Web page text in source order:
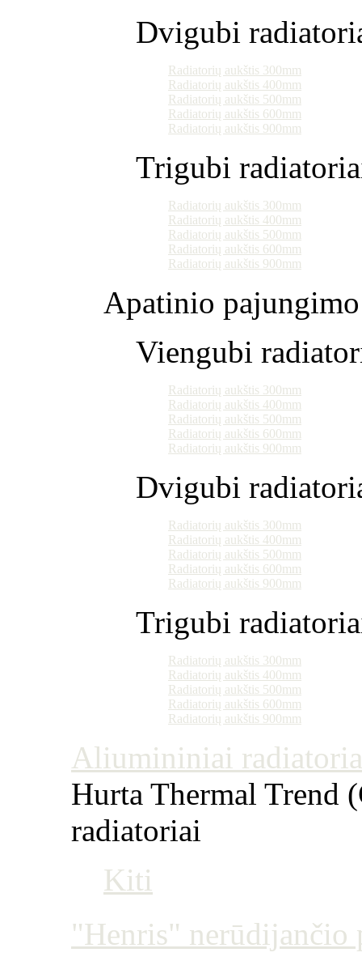
Dvigubi
Radiatorių aukštis 300mm
Radiatorių aukštis 400mm
Radiatorių aukštis 500mm
Radiatorių aukštis 600mm
Radiatorių aukštis 900mm
Trigubi
Radiatorių aukštis 300mm
Radiatorių aukštis 400mm
Radiatorių aukštis 500mm
Radiatorių aukštis 600mm
Radiatorių aukštis 900mm
Apatinio
Viengubi
Radiatorių aukštis 300mm
Radiatorių aukštis 400mm
Radiatorių aukštis 500mm
Radiatorių aukštis 600mm
Radiatorių aukštis 900mm
Dvigubi
Radiatorių aukštis 300mm
Radiatorių aukštis 400mm
Radiatorių aukštis 500mm
Radiatorių aukštis 600mm
Radiatorių aukštis 900mm
Trigubi
Radiatorių aukštis 300mm
Radiatorių aukštis 400mm
Radiatorių aukštis 500mm
Radiatorių aukštis 600mm
Radiatorių aukštis 900mm
Aliumininiai
Hurta Thermal Trend
radiatoriai
Kiti
"Henris" nerūdijančio